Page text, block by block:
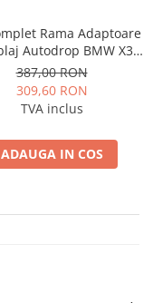
Rama Adaptoare
Autodrop BMW X3
(2006-2010) pentru
Multimedia Android
9 inch
387,00 RON
309,60 RON
TVA inclus
ADAUGA IN COS